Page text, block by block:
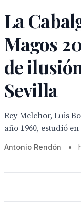
La
Magos
de
Sevilla
Rey Melchor, Luis
año 1960, estudió
Antonio Rendón •